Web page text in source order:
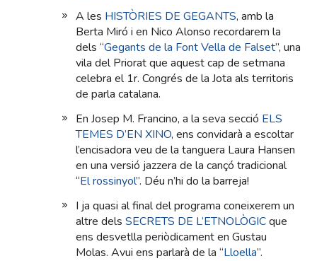
A les HISTÒRIES DE GEGANTS, amb la
Berta Miró i en Nico Alonso recordarem la
dels “Gegants de la Font Vella de Falset”, una
vila del Priorat que aquest cap de setmana
celebra el 1r. Congrés de la Jota als territoris
de parla catalana.
En Josep M. Francino, a la seva secció ELS
TEMES D’EN XINO, ens convidarà a escoltar
l’encisadora veu de la tanguera Laura Hansen
en una versió jazzera de la cançó tradicional
“El rossinyol”. Déu n’hi do la barreja!
I ja quasi al final del programa coneixerem un
altre delsSECRETS DE L’ETNOLÒGICque
ens desvetlla periòdicament en Gustau
Molas. Avui ens parlarà de la “Lloella”.